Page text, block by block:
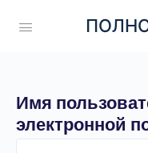
Имя
электронной